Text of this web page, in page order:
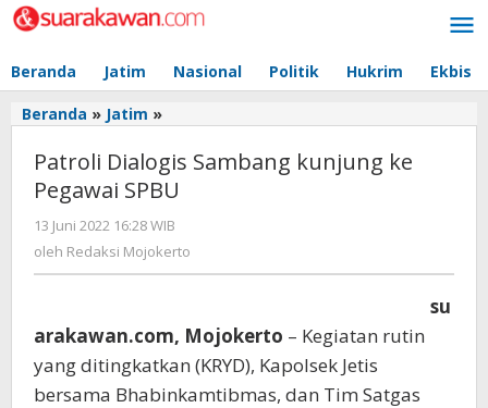
Lewati
ke
Beranda Jatim Nasional Politik Hukrim Ekbis
Beranda » Jatim »
Sambang
kunjung
ke
Pegawai
SPBU
Patroli Dialogis Sambang kunjung ke
Pegawai SPBU
13 Juni 2022 16:28 WIB
Redaksi
oleh Redaksi Mojokerto
su
arakawan.com, Mojokerto – Kegiatan rutin
yang ditingkatkan (KRYD), Kapolsek Jetis
bersama Bhabinkamtibmas, dan Tim Satgas